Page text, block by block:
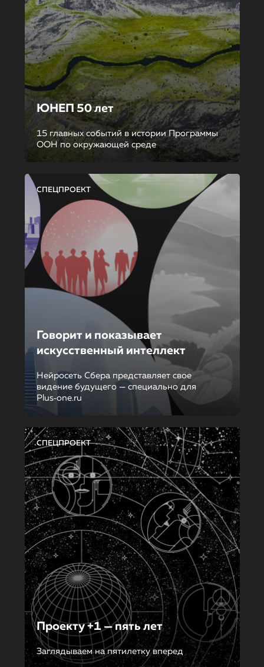
ЮНЕП 50 лет
15 главных событий в истории Программы
ООН по окружающей среде
СПЕЦПРОЕКТ
Говорит и показывает
искусственный интеллект
Нейросеть Сбера представляет свое
видение будущего — специально для
Plus‑one.ru
СПЕЦПРОЕКТ
Проекту +1 — пять лет
Заглядываем на пятилетку вперед